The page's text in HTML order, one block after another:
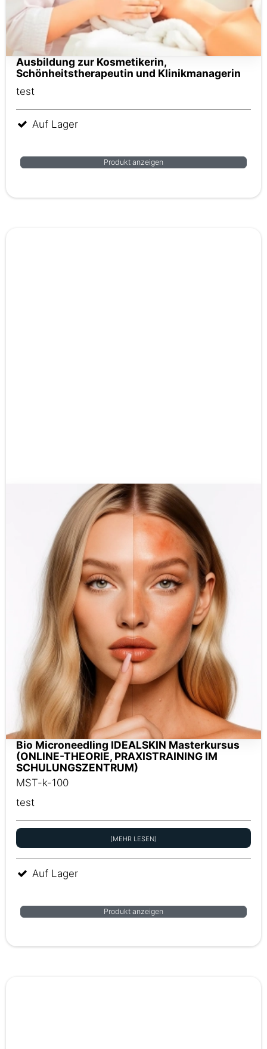
Ausbildung zur Kosmetikerin,
Schönheitstherapeutin und Klinikmanagerin
test
Auf Lager
Produkt anzeigen
Bio Microneedling IDEALSKIN Masterkursus
(ONLINE-THEORIE, PRAXISTRAINING IM
SCHULUNGSZENTRUM)
MST-k-100
test
(MEHR LESEN)
Auf Lager
Produkt anzeigen